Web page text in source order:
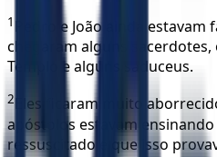
1
Pedro e João ainda
chegaram alguns
Templo e alguns saduceus.
2
Eles ficaram muito
apóstolos estavam ensinando
ressuscitado e que isso